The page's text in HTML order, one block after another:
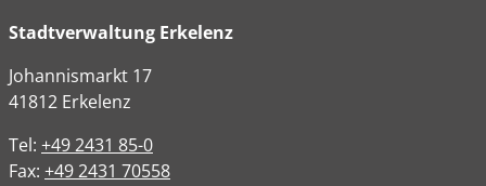
Stadtverwaltung Erkelenz
Johannismarkt 17
41812 Erkelenz
Tel: +49 2431 85-0
Fax: +49 2431 70558